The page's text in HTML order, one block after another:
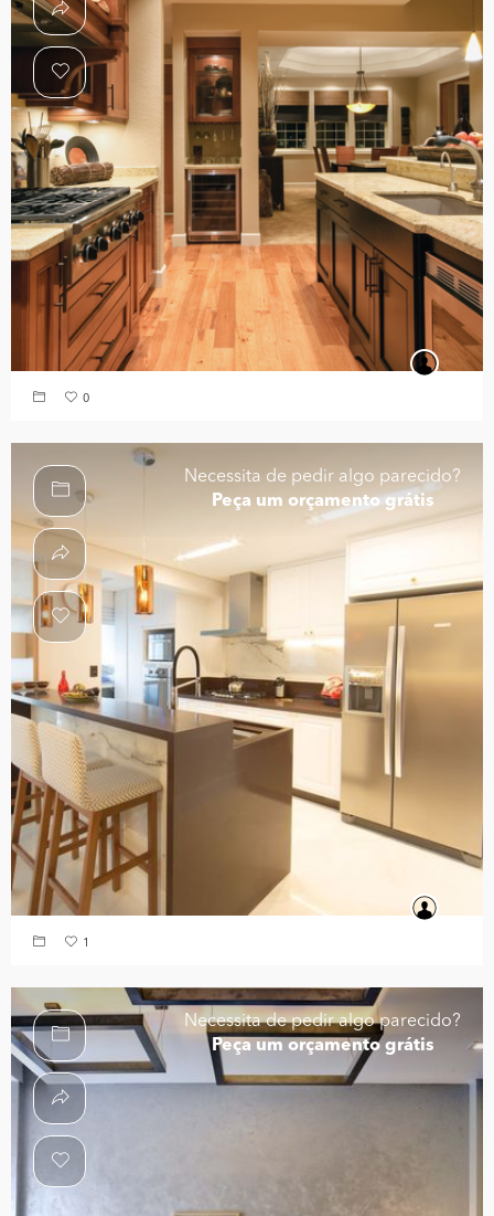
0
Necessita de pedir algo parecido?
Peça um orçamento grátis
1
Necessita de pedir algo parecido?
Peça um orçamento grátis